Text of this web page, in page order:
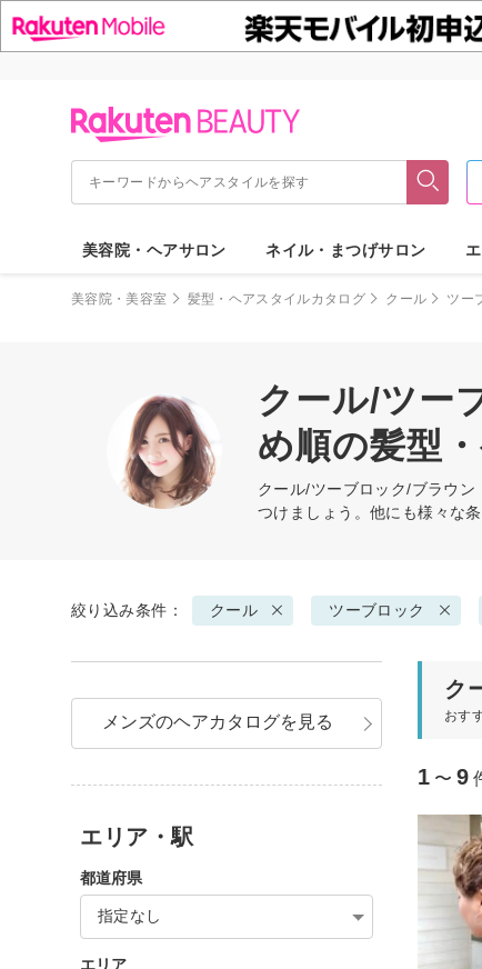
美容院・ヘアサロン ネイル・まつげサロン
美容院・美容室 髪型・ヘアスタイルカタログ クール ツー
クール/ツー
め順の髪型
クール/ツーブロック/ブラウ
つけましょう。他にも様々な条
絞り込み条件： クール ツーブロック
ク
おす
1 〜 9
メンズのヘアカタログを見る
エリア・駅
都道府県
指定なし
エリア